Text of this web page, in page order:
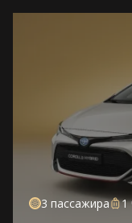
3 пассажира 1